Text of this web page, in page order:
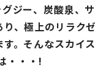
ジー、炭酸泉、
、極上のリラク
。そんなスカイ
・・・!